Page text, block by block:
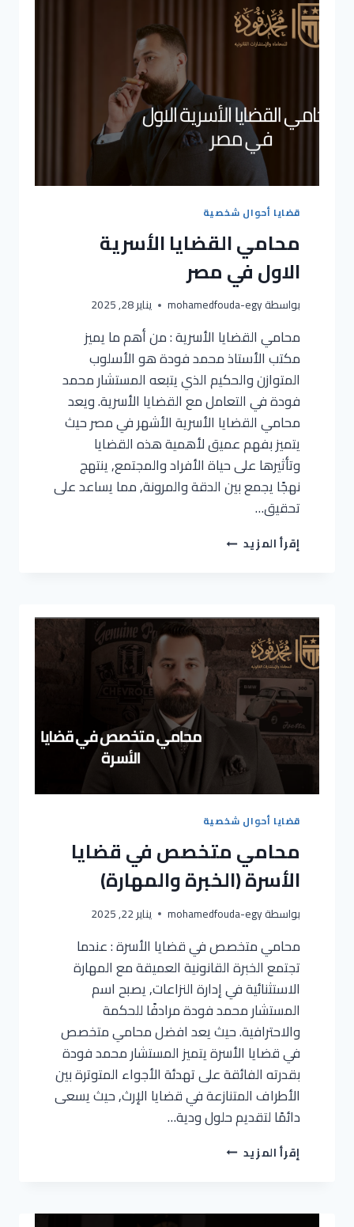
قضايا أحوال شخصية
محامي القضايا الأسرية
الاول في مصر
بواسطةmohamedfouda-egy يناير 28, 2025
محامي القضايا الأسرية : من أهم ما يميز
مكتب الأستاذ محمد فودة هو الأسلوب
المتوازن والحكيم الذي يتبعه المستشار محمد
فودة في التعامل مع القضايا الأسرية. ويعد
محامي القضايا الأسرية الأشهر في مصر حيث
يتميز بفهم عميق لأهمية هذه القضايا
وتأثيرها على حياة الأفراد والمجتمع, ينتهج
نهجًا يجمع بين الدقة والمرونة, مما يساعد على
تحقيق…
إقرأ المزيد
قضايا أحوال شخصية
محامي متخصص في قضايا
الأسرة (الخبرة والمهارة)
بواسطةmohamedfouda-egy يناير 22, 2025
محامي متخصص في قضايا الأسرة : عندما
تجتمع الخبرة القانونية العميقة مع المهارة
الاستثنائية في إدارة النزاعات, يصبح اسم
المستشار محمد فودة مرادفًا للحكمة
والاحترافية. حيث يعد افضل محامي متخصص
في قضايا الأسرة يتميز المستشار محمد فودة
بقدرته الفائقة على تهدئة الأجواء المتوترة بين
الأطراف المتنازعة في قضايا الإرث, حيث يسعى
دائمًا لتقديم حلول ودية…
إقرأ المزيد